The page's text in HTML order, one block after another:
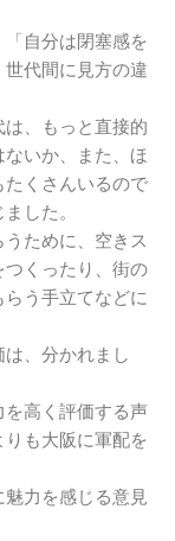
自分は閉塞感を
代間に見方の違
、もっと直接的
いか、また、ほ
くさんいるので
した。
ために、空きス
くったり、街の
う手立てなどに
、分かれまし
高く評価する声
も大阪に軍配を
力を感じる意見